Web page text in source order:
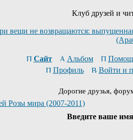
Клуб друзей и
вещи не возвращаются:
Сайт Альбом
Профиль
Войти и
Дорогие друзья,
Розы мира (2007-2011)
Введите ваше